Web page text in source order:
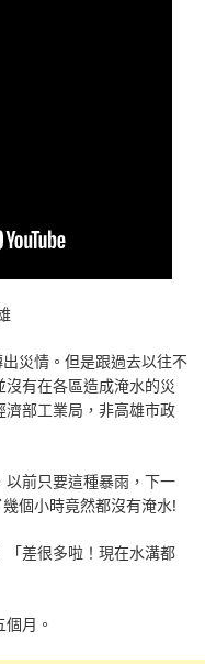
災情。但是跟過去以往不
有在各區造成淹水的災
部工業局，非高雄市政
前只要這種暴雨，下一
個小時竟然都沒有淹水!
差很多啦！現在水溝都
月。